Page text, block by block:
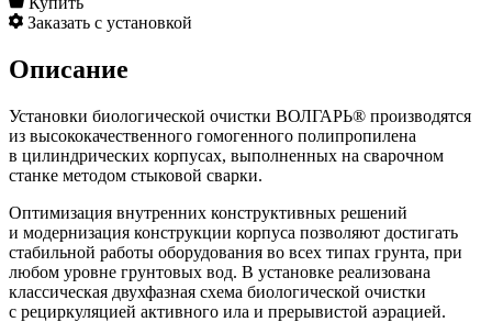
Заказать с установкой
Описание
Установки биологической очистки ВОЛГАРЬ® производятся
из высококачественного гомогенного полипропилена
в цилиндрических корпусах, выполненных на сварочном
станке методом стыковой сварки.
Оптимизация внутренних конструктивных решений
и модернизация конструкции корпуса позволяют достигать
стабильной работы оборудования во всех типах грунта, при
любом уровне грунтовых вод. В установке реализована
классическая двухфазная схема биологической очистки
с рециркуляцией активного ила и прерывистой аэрацией.